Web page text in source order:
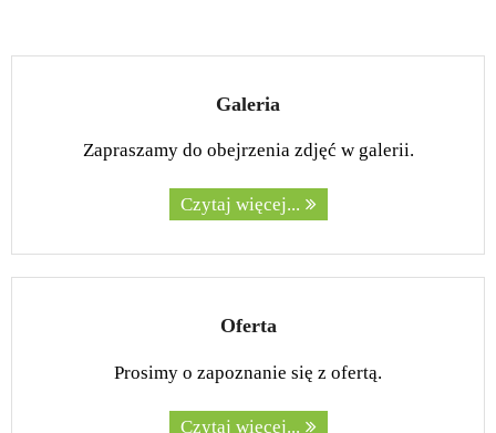
Galeria
Zapraszamy do obejrzenia zdjęć w galerii.
Czytaj więcej...
Oferta
Prosimy o zapoznanie się z ofertą.
Czytaj więcej...